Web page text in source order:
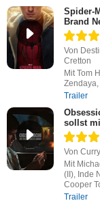
Spider-
Brand
Von
Cretton
Mit Tom
Trailer
sollst
Von
Mit
(II), Inde
Cooper
Trailer